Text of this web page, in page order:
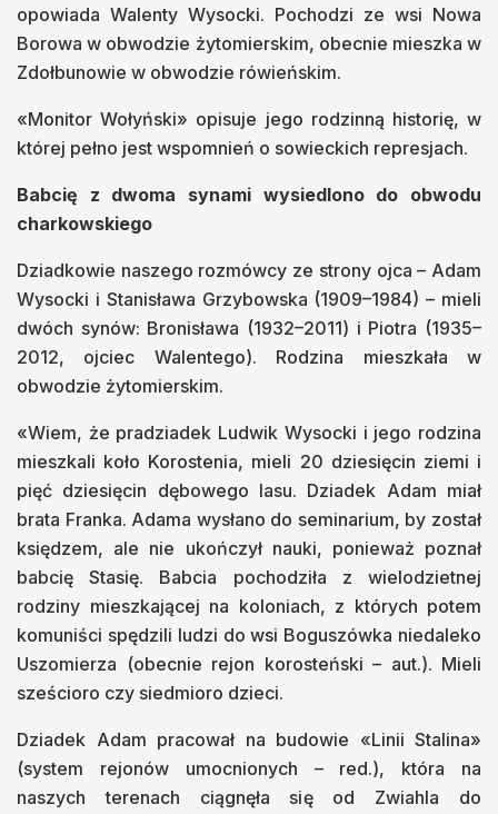
opowiada Walenty Wysocki. Pochodzi ze wsi Nowa
Borowa w obwodzie żytomierskim, obecnie mieszka w
Zdołbunowie w obwodzie rówieńskim.
«Monitor Wołyński» opisuje jego rodzinną historię, w
której pełno jest wspomnień o sowieckich represjach.
Babcię z dwoma synami wysiedlono do obwodu
charkowskiego
Dziadkowie naszego rozmówcy ze strony ojca – Adam
Wysocki i Stanisława Grzybowska (1909–1984) – mieli
dwóch synów: Bronisława (1932–2011) i Piotra (1935–
2012, ojciec Walentego). Rodzina mieszkała w
obwodzie żytomierskim.
«Wiem, że pradziadek Ludwik Wysocki i jego rodzina
mieszkali koło Korostenia, mieli 20 dziesięcin ziemi i
pięć dziesięcin dębowego lasu. Dziadek Adam miał
brata Franka. Adama wysłano do seminarium, by został
księdzem, ale nie ukończył nauki, ponieważ poznał
babcię Stasię. Babcia pochodziła z wielodzietnej
rodziny mieszkającej na koloniach, z których potem
komuniści spędzili ludzi do wsi Boguszówka niedaleko
Uszomierza (obecnie rejon korosteński – aut.). Mieli
sześcioro czy siedmioro dzieci.
Dziadek Adam pracował na budowie «Linii Stalina»
(system rejonów umocnionych – red.), która na
naszych terenach ciągnęła się od Zwiahla do